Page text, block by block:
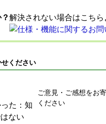
解決されない場合はこち
ください
た：知
ない
ご意見・ご感想をお
ください